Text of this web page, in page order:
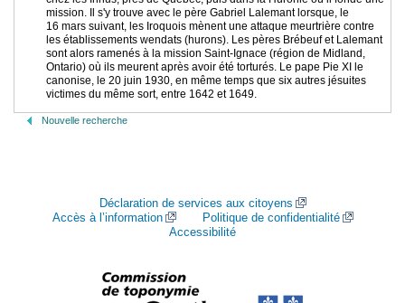
mission. Il s'y trouve avec le père Gabriel Lalemant lorsque, le
16 mars suivant, les Iroquois mènent une attaque meurtrière contre
les établissements wendats (hurons). Les pères Brébeuf et Lalemant
sont alors ramenés à la mission Saint-Ignace (région de Midland,
Ontario) où ils meurent après avoir été torturés. Le pape Pie XI le
canonise, le 20 juin 1930, en même temps que six autres jésuites
victimes du même sort, entre 1642 et 1649.
Nouvelle recherche
Déclaration de services aux citoyens
Accès à l’information
Politique de confidentialité
Accessibilité